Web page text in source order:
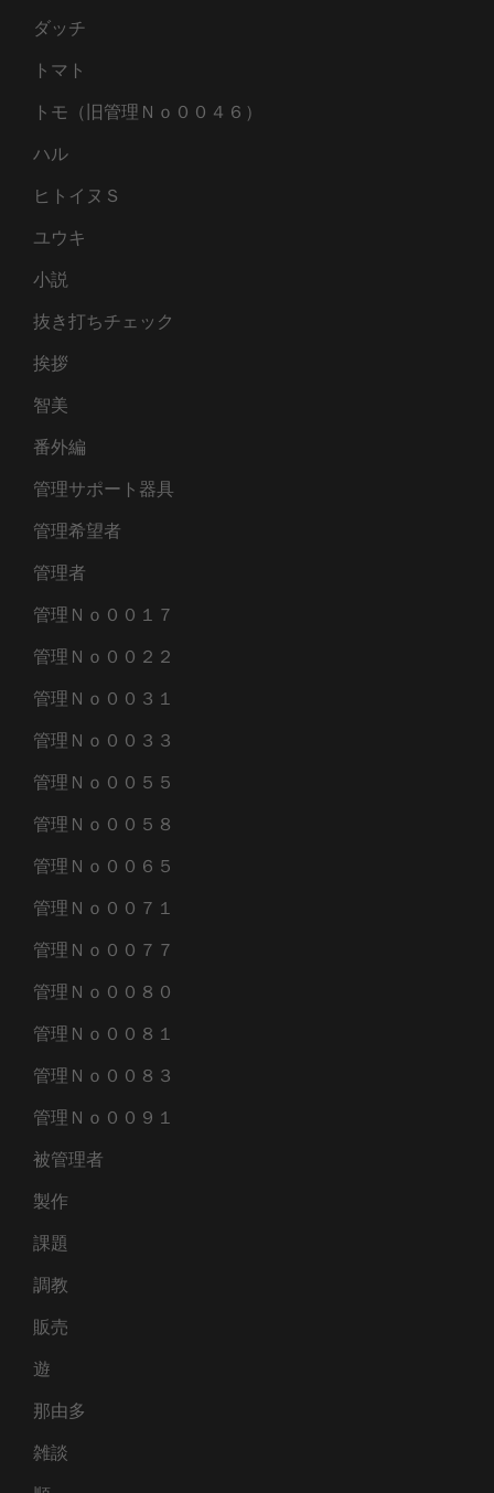
ダッチ
トマト
トモ（旧管理Ｎｏ００４６）
ハル
ヒトイヌＳ
ユウキ
小説
抜き打ちチェック
挨拶
智美
番外編
管理サポート器具
管理希望者
管理者
管理Ｎｏ００１７
管理Ｎｏ００２２
管理Ｎｏ００３１
管理Ｎｏ００３３
管理Ｎｏ００５５
管理Ｎｏ００５８
管理Ｎｏ００６５
管理Ｎｏ００７１
管理Ｎｏ００７７
管理Ｎｏ００８０
管理Ｎｏ００８１
管理Ｎｏ００８３
管理Ｎｏ００９１
被管理者
製作
課題
調教
販売
遊
那由多
雑談